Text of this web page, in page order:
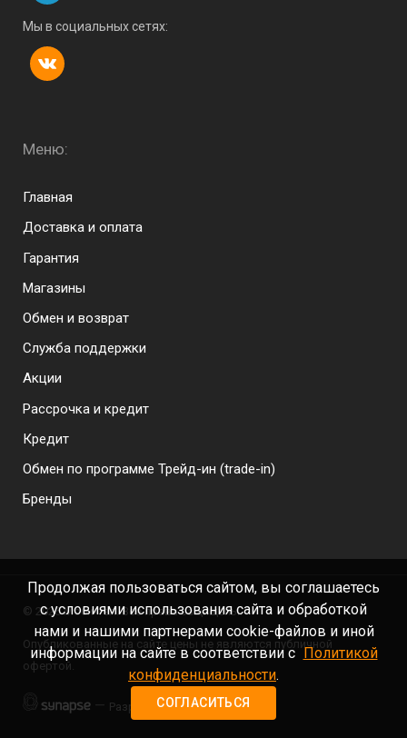
Меню:
Menu footer
Главная
Доставка и оплата
Гарантия
Магазины
Обмен и возврат
Служба поддержки
Акции
Рассрочка и кредит
Кредит
Обмен по программе Трейд-ин (trade-in)
Бренды
Мы в социальных сетях:
© 2026 Моби-тел. Все права защищены.
Опубликованные на сайте цены не являются публичной
офертой.
Разработка сайта
Продолжая пользоваться сайтом, вы соглашаетесь
с условиями использования сайта и обработкой
нами и нашими партнерами cookie-файлов и иной
информации на сайте в соответствии с Политикой
конфиденциальности.
СОГЛАСИТЬСЯ